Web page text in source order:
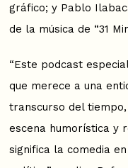
gráfico; y Pablo
de la música de “31
“Este podcast
que merece a una
transcurso del
escena humorística y
significa la comedia